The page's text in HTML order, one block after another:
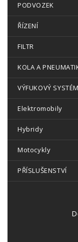
PODVOZEK
ŘÍZENÍ
FILTR
KOLA A
VÝFUKOVÝ SYSTÉM
Elektromobily
Hybridy
Motocykly
PŘÍSLUŠENSTVÍ